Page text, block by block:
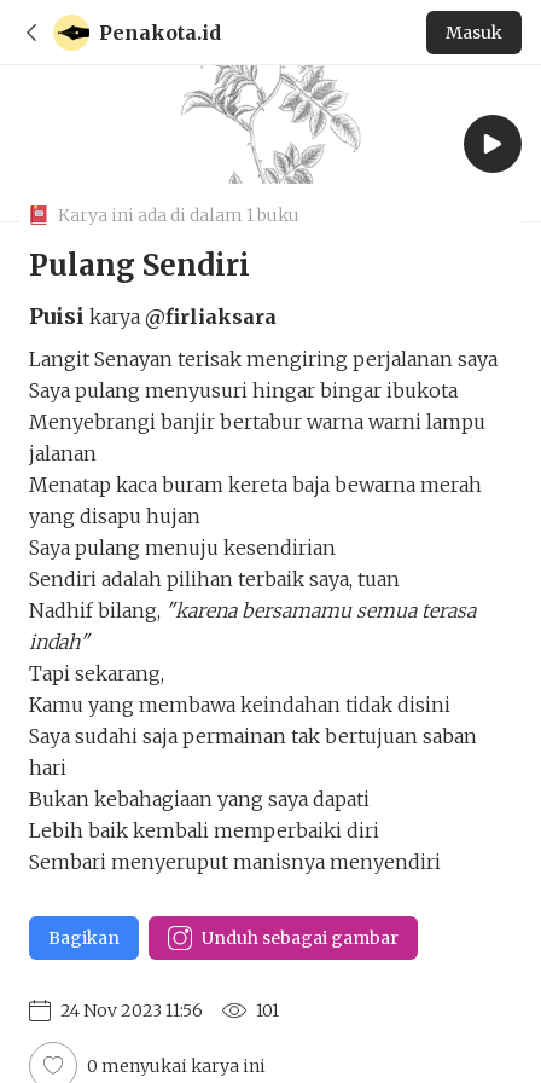
Penakota.id Masuk
Karya ini ada di dalam 1 buku
Pulang Sendiri
Puisi karya @firliaksara
Pulang Sendiri
firliaksara
Penakota.id
Langit Senayan terisak mengiring perjalanan saya
Saya pulang menyusuri hingar bingar ibukota
Menyebrangi banjir bertabur warna warni lampu
jalanan
Menatap kaca buram kereta baja bewarna merah
yang disapu hujan
Saya pulang menuju kesendirian
Sendiri adalah pilihan terbaik saya, tuan
Nadhif bilang, "karena bersamamu semua terasa
indah"
Tapi sekarang,
Kamu yang membawa keindahan tidak disini
Saya sudahi saja permainan tak bertujuan saban
hari
Bukan kebahagiaan yang saya dapati
Lebih baik kembali memperbaiki diri
Sembari menyeruput manisnya menyendiri
Bagikan Unduh sebagai gambar
24 Nov 2023 11:56 101
0 menyukai karya ini